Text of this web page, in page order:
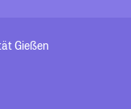
Gießen